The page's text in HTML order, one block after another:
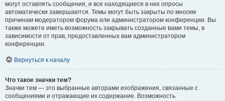
могут оставлять сообщения, и все находящиеся в них опросы
автоматически завершаются. Темы могут быть закрыты по многим
причинам модератором форума или администратором конференции. Вы
также можете иметь возможность закрывать созданные вами темы, в
зависимости от прав, предоставленных вам администратором
конференции.
Вернуться к началу
Что такое значки тем?
Значки тем — это выбранные авторами изображения, связанные с
сообщениями и отражающие их содержание. Возможность